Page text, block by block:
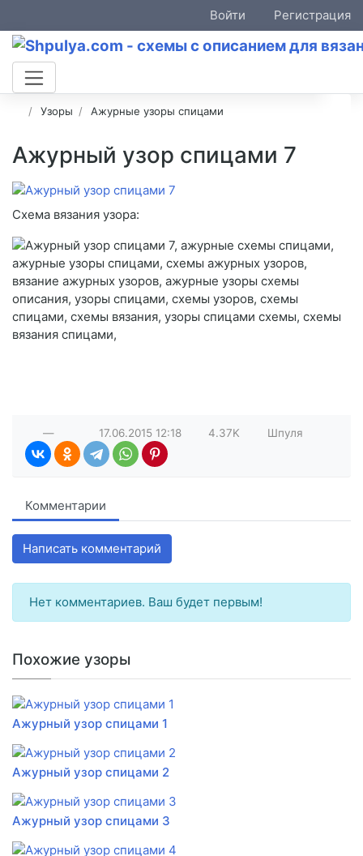
Войти Регистрация
Узоры Ажурные узоры спицами
Ажурный узор спицами 7
Схема вязания узора:
— 17.06.2015 12:18 4.37K Шпуля
Комментарии
Написать комментарий
Нет комментариев. Ваш будет первым!
Похожие узоры
Ажурный узор спицами 1
Ажурный узор спицами 2
Ажурный узор спицами 3